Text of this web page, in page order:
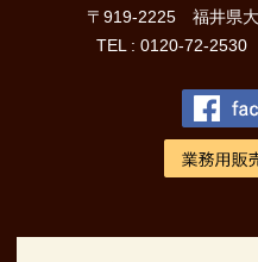
〒919-2225 福井県
TEL : 0120-72-